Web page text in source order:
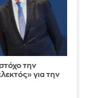
την
για την